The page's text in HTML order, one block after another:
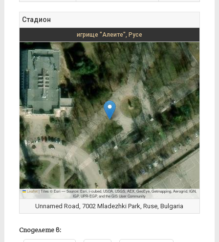
Стадион
игрище "Алеите", Русе
Leaflet |Tiles © Esri — Source: Esri, i-cubed, USDA, USGS, AEX, GeoEye, Getmapping, Aerogrid, IGN,
IGP, UPR-EGP, and the GIS User Community
Unnamed Road, 7002 Mladezhki Park, Ruse, Bulgaria
Споделете в: